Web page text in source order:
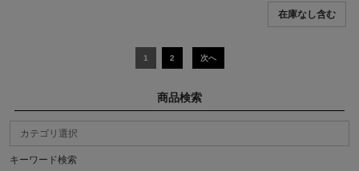
1 2 次へ
商品検索
キーワード検索